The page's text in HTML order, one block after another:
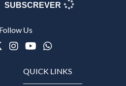
SUBSCREVER
Follow Us
TwitterInstagram
Youtube
WhatsApp
QUICK LINKS